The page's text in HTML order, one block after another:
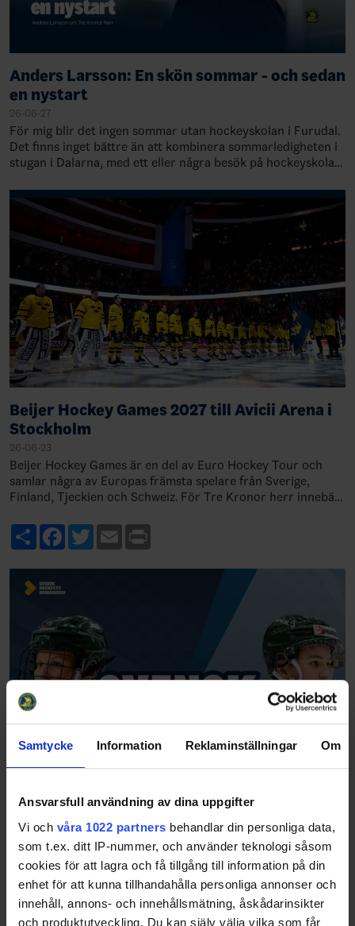
Samtycke Information Reklaminställningar Om
Ansvarsfull användning av dina uppgifter
Vi och våra 1022 partners behandlar din personliga data,
som t.ex. ditt IP-nummer, och använder teknologi såsom
cookies för att lagra och få tillgång till information på din
enhet för att kunna tillhandahålla personliga annonser och
innehåll, annons- och innehållsmätning, åskådarinsikter
och produktutveckling. Du kan själv välja vilka som får
Anders Larsson: En skön sommar - och sedan
en nystart
26-06-27
För mig blir det ingen sommar utan hockeyskolan i Furudal.
Det finns inget bättre än att kombinera sommarledigheten i
stugan i Dalarna, med ett eller några besök på hockeyskolan
Beijer Hockey Games 2027 till Avicii Arena i
Stockholm
26-06-23
Beijer Hockey Games är en del av Euro Hockey Tour och
samlar några av Europas främsta spelare från Sverige,
Finland, Tjeckien och Schweiz. För Tre Kronor herr innebär
ShareFacebook
TwitterEmail